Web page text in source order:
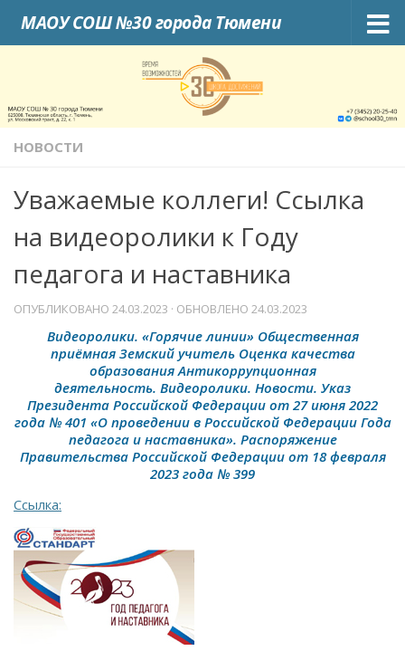
Skip to content
МАОУ СОШ №30 города Тюмени
НОВОСТИ
Уважаемые коллеги! Ссылка
на видеоролики к Году
педагога и наставника
ОПУБЛИКОВАНО 24.03.2023 · ОБНОВЛЕНО 24.03.2023
Видеоролики. «Горячие линии» Общественная
приёмная Земский учитель Оценка качества
образования Антикоррупционная
деятельность. Видеоролики. Новости. Указ
Президента Российской Федерации от 27 июня 2022
года № 401 «О проведении в Российской Федерации Года
педагога и наставника». Распоряжение
Правительства Российской Федерации от 18 февраля
2023 года № 399
Ссылка: